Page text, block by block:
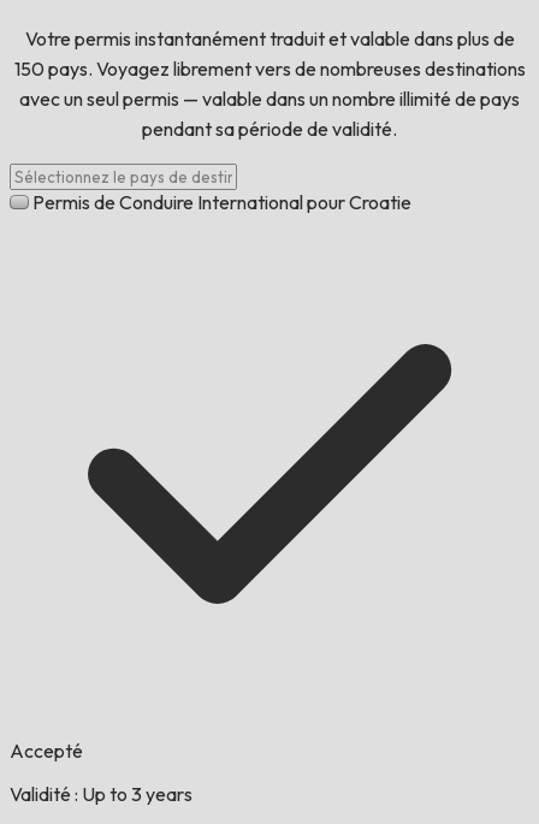
Votre permis instantanément traduit et valable dans plus de
150 pays. Voyagez librement vers de nombreuses destinations
avec un seul permis — valable dans un nombre illimité de pays
pendant sa période de validité.
Permis de Conduire International pour Croatie
Accepté
Validité : Up to 3 years